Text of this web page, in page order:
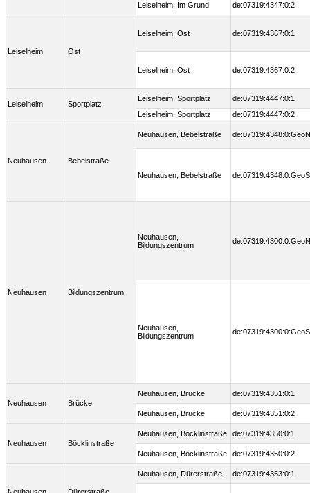
Leiselheim, Im Grund de:07319:4347:0:2
Leiselheim Ost
Leiselheim, Ost de:07319:4367:0:1
Leiselheim, Ost de:07319:4367:0:2
Leiselheim Sportplatz
Leiselheim, Sportplatz
de:07319:4447:0:1
Leiselheim, Sportplatz
de:07319:4447:0:2
Neuhausen Bebelstraße
Neuhausen, Bebelstraße de:07319:4348:0:GeoN
Neuhausen, Bebelstraße de:07319:4348:0:GeoS
Neuhausen Bildungszentrum
Neuhausen,
Bildungszentrum
de:07319:4300:0:GeoN
Neuhausen,
Bildungszentrum
de:07319:4300:0:GeoS
Neuhausen Brücke
Neuhausen, Brücke de:07319:4351:0:1
Neuhausen, Brücke de:07319:4351:0:2
Neuhausen Böcklinstraße
Neuhausen, Böcklinstraße de:07319:4350:0:1
Neuhausen, Böcklinstraße de:07319:4350:0:2
Neuhausen, Dürerstraße de:07319:4353:0:1